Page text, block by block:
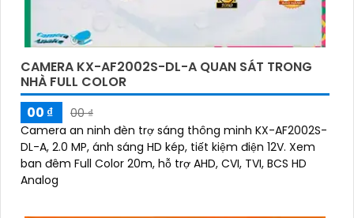
CAMERA KX-AF2002S-DL-A QUAN SÁT TRONG
NHÀ FULL COLOR
00 ₫
00 ₫
Camera an ninh đèn trợ sáng thông minh KX-AF2002S-
DL-A, 2.0 MP, ánh sáng HD kép, tiết kiệm điện 12V. Xem
ban đêm Full Color 20m, hỗ trợ AHD, CVI, TVI, BCS HD
Analog